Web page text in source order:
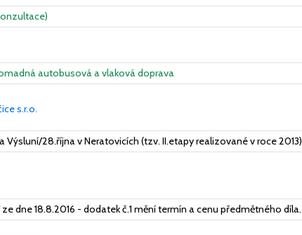
autobusová a vlaková doprava
s.r.o.
28.října v Neratovicích (tzv. II.etapy realizované v roce 2013)
dne 18.8.2016 - dodatek č.1 mění termín a cenu předmětného díla.